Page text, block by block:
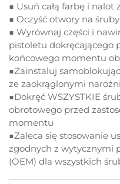
■ Usuń całą farbę i nalot
■ Oczyść otwory na
■ Wyrównaj części i
pistoletu dokręcającego
końcowego momentu
■Zainstaluj
ze zaokrąglonymi
■Dokręć WSZYSTKIE
obrotowego przed
momentu
■Zaleca się stosowanie
zgodnych z wytycznymi
(OEM) dla wszystkich